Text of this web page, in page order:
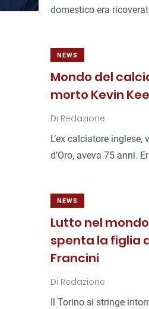
domestico era
NEWS
Mondo del
morto Kevin
Di Redazione
L’ex calciatore
d’Oro, aveva 75 anni.
NEWS
Lutto nel
spenta la figlia
Francini
Di Redazione
Il Torino si stringe